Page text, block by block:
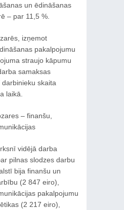
un ēdināšanas
– par 11,5 %.
izņemot
pakalpojumu
straujo kāpumu
samaksas
skaita
laikā.
– finanšu,
vidējā darba
pilnas slodzes darbu
bija finanšu un
(2 847 eiro),
pakalpojumu
(2 217 eiro),